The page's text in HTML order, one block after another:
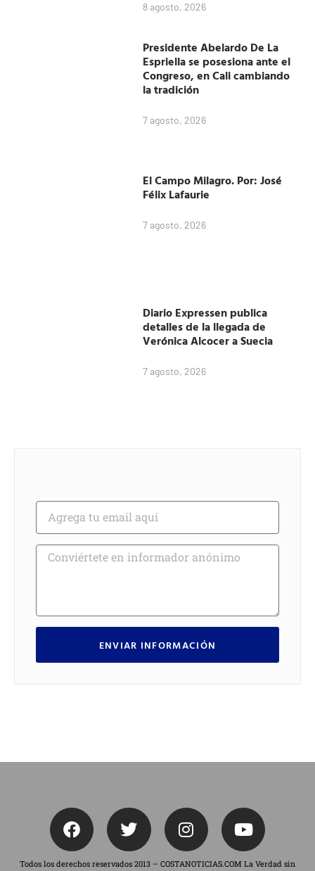
8 agosto, 2026
Presidente Abelardo De La
Espriella se posesiona ante el
Congreso, en Cali cambiando
la tradición
7 agosto, 2026
El Campo Milagro. Por: José
Félix Lafaurie
7 agosto, 2026
Diario Expressen publica
detalles de la llegada de
Verónica Alcocer a Suecia
7 agosto, 2026
ENVIAR INFORMACIÓN
Todos los derechos reservados 2013 – COSTANOTICIAS.COM La Verdad sin